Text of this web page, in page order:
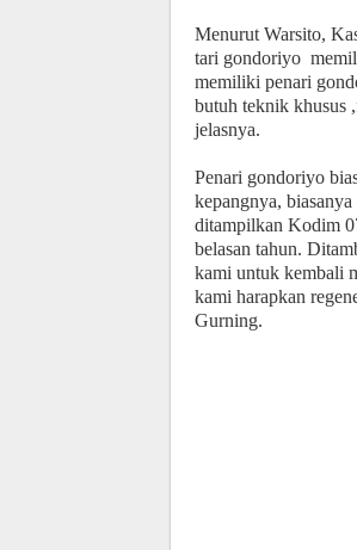
Menurut Warsito,
tari gondoriyo
memiliki penari
butuh teknik khusus
jelasnya.
Penari gondoriyo
kepangnya,
ditampilkan Kodim
belasan tahun.
kami untuk kembali
kami harapkan
Gurning.